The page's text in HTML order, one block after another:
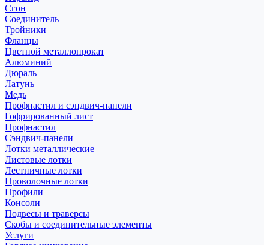
Сгон
Соединитель
Тройники
Фланцы
Цветной металлопрокат
Алюминий
Дюраль
Латунь
Медь
Профнастил и сэндвич-панели
Гофрированный лист
Профнастил
Сэндвич-панели
Лотки металлические
Листовые лотки
Лестничные лотки
Проволочные лотки
Профили
Консоли
Подвесы и траверсы
Скобы и соединительные элементы
Услуги